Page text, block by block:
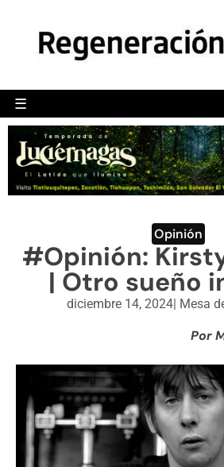
☰
POLÍTICA
CAMALEÓN
OPINIÓN
DEPORTES
ENGLISH SECTION
VIDEOS
Opinión
#Opinión:
| Otro sueño
diciembre 14, 2024| Mesa
Por